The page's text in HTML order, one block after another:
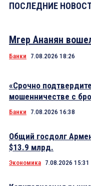
ПОСЛЕДНИЕ
Мгер Ананян
Банки 7.08.2026 18:26
«Срочно
мошенничестве с
Банки 7.08.2026 16:38
Общий госдолг
$13.9 млрд.
Экономика 7.08.2026 15:31